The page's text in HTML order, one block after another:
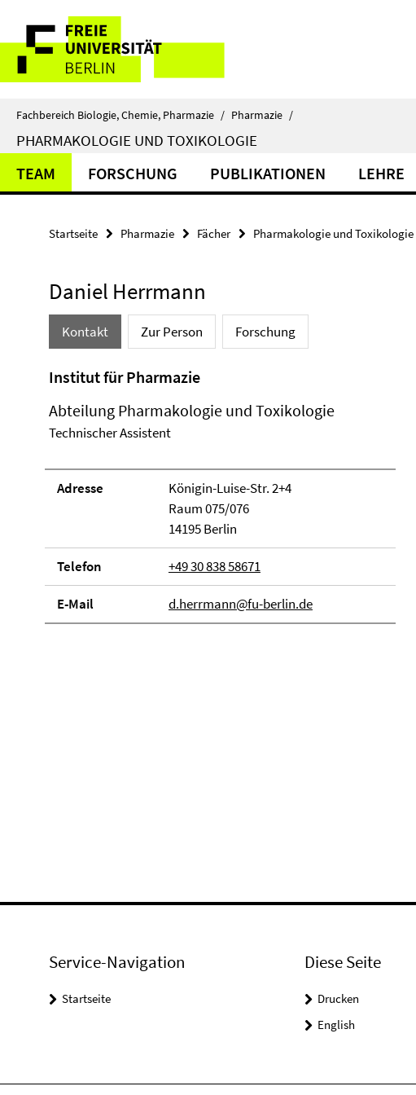
direkt
Inhalt
Service-
Navigation
Fachbereich Biologie, Chemie, Pharmazie / Pharmazie /
PHARMAKOLOGIE UND TOXIKOLOGIE
TEAM FORSCHUNG PUBLIKATIONEN LEHRE
Startseite Pharmazie Fächer Pharmakologie und Toxikologie
Daniel Herrmann
Kontakt Zur Person Forschung
Institut für Pharmazie
Abteilung Pharmakologie und Toxikologie
Technischer Assistent
Adresse
Königin-Luise-Str. 2+4
Raum 075/076
14195 Berlin
Telefon +49 30 838 58671
E-Mail d.herrmann@fu-berlin.de
Service-Navigation
Startseite
Diese Seite
Drucken
English